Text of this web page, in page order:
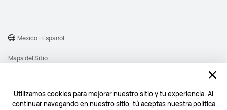
Utilizamos cookies para mejorar nuestro sitio y tu experiencia. Al
continuar navegando en nuestro sitio, tú aceptas nuestra política
Mapa del Sitio
Declaración de privacidad
Mexico - Español